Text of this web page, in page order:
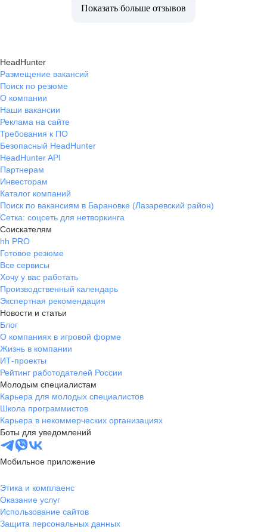
Показать больше отзывов
HeadHunter
Размещение вакансий
Поиск по резюме
О компании
Наши вакансии
Реклама на сайте
Требования к ПО
Безопасный HeadHunter
HeadHunter API
Партнерам
Инвесторам
Каталог компаний
Поиск по вакансиям в Барановке (Лазаревский район)
Сетка: соцсеть для нетворкинга
Соискателям
hh PRO
Готовое резюме
Все сервисы
Хочу у вас работать
Производственный календарь
Экспертная рекомендация
Новости и статьи
Блог
О компаниях в игровой форме
Жизнь в компании
ИТ-проекты
Рейтинг работодателей России
Молодым специалистам
Карьера для молодых специалистов
Школа программистов
Карьера в некоммерческих организациях
Боты для уведомлений
Мобильное приложение
Этика и комплаенс
Оказание услуг
Использование сайтов
Защита персональных данных